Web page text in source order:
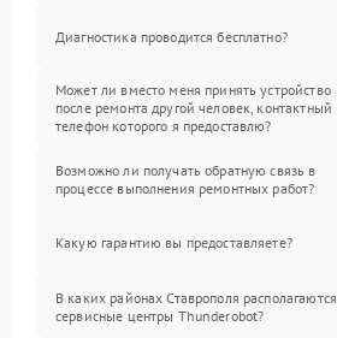
Диагностика проводится бесплатно?
Может ли вместо меня принять устройство
после ремонта другой человек, контактный
телефон которого я предоставлю?
Возможно ли получать обратную связь в
процессе выполнения ремонтных работ?
Какую гарантию вы предоставляете?
В каких районах Ставрополя располагаются
сервисные центры Thunderobot?